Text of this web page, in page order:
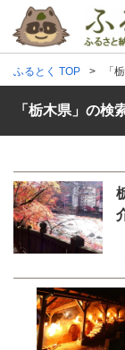
ふるとく TOP 「
「栃木県」の検